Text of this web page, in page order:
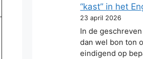
“kast” in het
23 april 2026
In de
dan wel bon ton
eindigend op